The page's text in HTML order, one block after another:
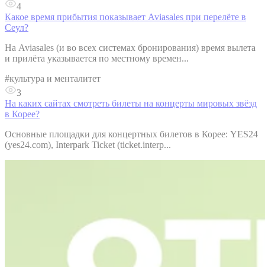
4
Какое время прибытия показывает Aviasales при перелёте в
Сеул?
На Aviasales (и во всех системах бронирования) время вылета
и прилёта указывается по местному времен...
#культура и менталитет
3
На каких сайтах смотреть билеты на концерты мировых звёзд
в Корее?
Основные площадки для концертных билетов в Корее: YES24
(yes24.com), Interpark Ticket (ticket.interp...